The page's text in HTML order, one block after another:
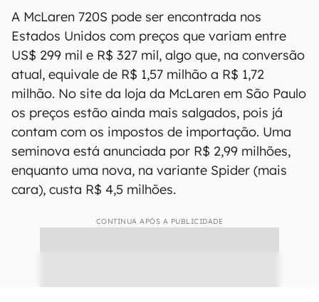
A McLaren 720S pode ser encontrada nos
Estados Unidos com preços que variam entre
US$ 299 mil e R$ 327 mil, algo que, na conversão
atual, equivale de R$ 1,57 milhão a R$ 1,72
milhão. No site da loja da McLaren em São Paulo
os preços estão ainda mais salgados, pois já
contam com os impostos de importação. Uma
seminova está anunciada por R$ 2,99 milhões,
enquanto uma nova, na variante Spider (mais
cara), custa R$ 4,5 milhões.
CONTINUA APÓS A PUBLICIDADE